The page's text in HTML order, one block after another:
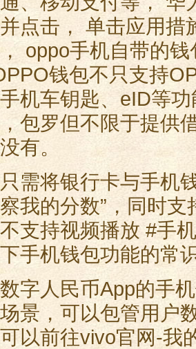
点击， 单击应用措
oppo手机自带的
钱包不只支持
机车钥匙、eID等
包罗但不限于提供
有。
需将银行卡与手机
我的分数”，同时
支持视频播放 #手
手机钱包功能的常
字人民币App的手
景，可以包管用户
以前往vivo官网-我